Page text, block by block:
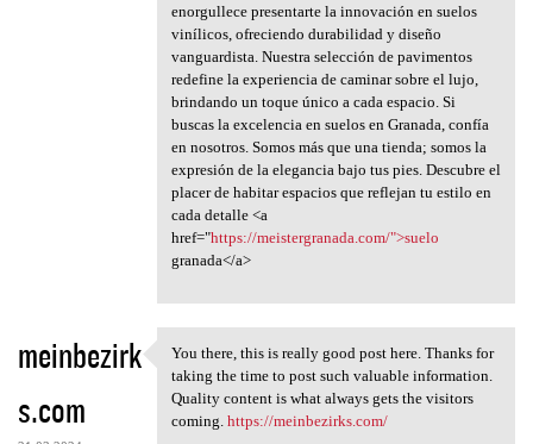
enorgullece presentarte la innovación en suelos
vinílicos, ofreciendo durabilidad y diseño
vanguardista. Nuestra selección de pavimentos
redefine la experiencia de caminar sobre el lujo,
brindando un toque único a cada espacio. Si
buscas la excelencia en suelos en Granada, confía
en nosotros. Somos más que una tienda; somos la
expresión de la elegancia bajo tus pies. Descubre el
placer de habitar espacios que reflejan tu estilo en
cada detalle <a
href="https://meistergranada.com/">suelo
granada</a>
meinbezirk
s.com
You there, this is really
You there, this is really good post here. Thanks for
taking the time to post such valuable information.
Quality content is what always gets the visitors
coming. https://meinbezirks.com/